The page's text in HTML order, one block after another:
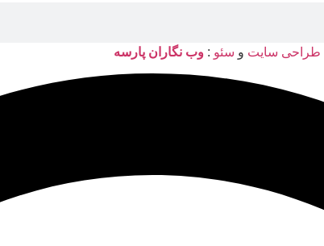
طراحی سایت و سئو : وب نگاران پارسه